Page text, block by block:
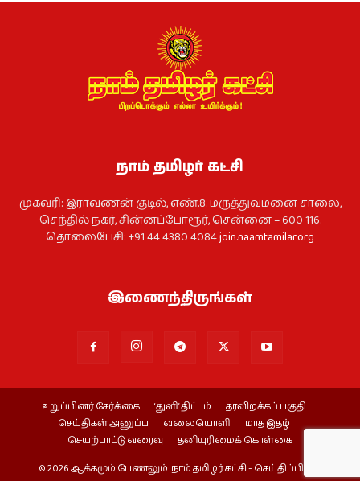
நாம் தமிழர் கட்சி
முகவரி: இராவணன் குடில், எண்.8. மருத்துவமனை சாலை,
செந்தில் நகர், சின்னப்போரூர், சென்னை – 600 116.
தொலைபேசி: +91 44 4380 4084join.naamtamilar.org
இணைந்திருங்கள்
உறுப்பினர் சேர்க்கை ‘துளி’ திட்டம்
தரவிறக்கப் பகுதி
செய்திகள் அனுப்ப
வலையொளி
மாத இதழ்
செயற்பாட்டு வரைவு
தனியுரிமைக் கொள்கை
© 2026 ஆக்கமும் பேணலும்: நாம் தமிழர் கட்சி - செய்திப்பிரிவு